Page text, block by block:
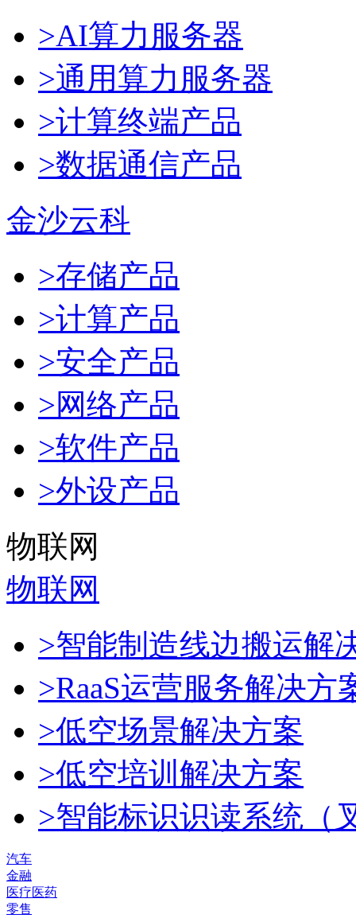
>AI算力服务器
>通用算力服务器
>计算终端产品
>数据通信产品
金沙云科
>存储产品
>计算产品
>安全产品
>网络产品
>软件产品
>外设产品
物联网
物联网
>智能制造线边搬运解
>RaaS运营服务解决方
>低空场景解决方案
>低空培训解决方案
>智能标识识读系统（
汽车
金融
医疗医药
零售